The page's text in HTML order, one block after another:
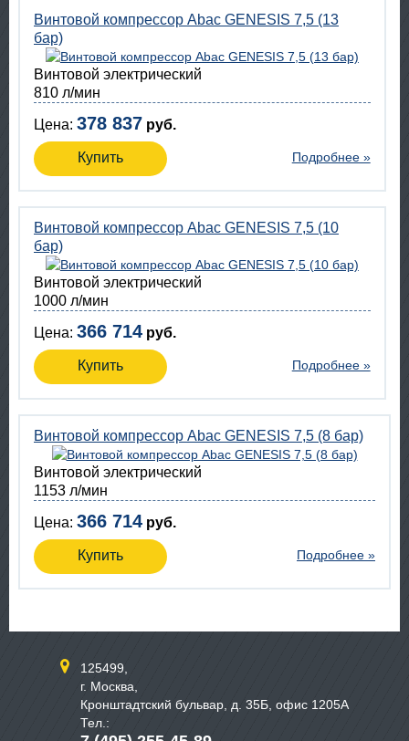
Винтовой компрессор Abac GENESIS 7,5 (13
бар)
Винтовой электрический
810 л/мин
Цена: 378 837 руб.
Купить Подробнее »
Винтовой компрессор Abac GENESIS 7,5 (10
бар)
Винтовой электрический
1000 л/мин
Цена: 366 714 руб.
Купить Подробнее »
Винтовой компрессор Abac GENESIS 7,5 (8 бар)
Винтовой электрический
1153 л/мин
Цена: 366 714 руб.
Купить Подробнее »
125499,
г. Москва,
Кронштадтский бульвар, д. 35Б, офис 1205А
Тел.: